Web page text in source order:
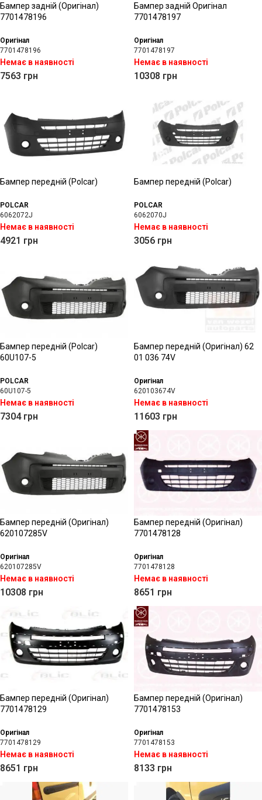
Бампер задній (Оригінал)
7701478196
Оригінал
7701478196
Немає в наявності
7563 грн
Бампер задній Оригінал
7701478197
Оригінал
7701478197
Немає в наявності
10308 грн
Бампер передній (Polcar)
POLCAR
6062072J
Немає в наявності
4921 грн
Бампер передній (Polcar)
POLCAR
6062070J
Немає в наявності
3056 грн
Бампер передній (Polcar)
60U107-5
POLCAR
60U107-5
Немає в наявності
7304 грн
Бампер передній (Оригінал) 62
01 036 74V
Оригінал
620103674V
Немає в наявності
11603 грн
Бампер передній (Оригінал)
620107285V
Оригінал
620107285V
Немає в наявності
10308 грн
Бампер передній (Оригінал)
7701478128
Оригінал
7701478128
Немає в наявності
8651 грн
Бампер передній (Оригінал)
7701478129
Оригінал
7701478129
Немає в наявності
8651 грн
Бампер передній (Оригінал)
7701478153
Оригінал
7701478153
Немає в наявності
8133 грн